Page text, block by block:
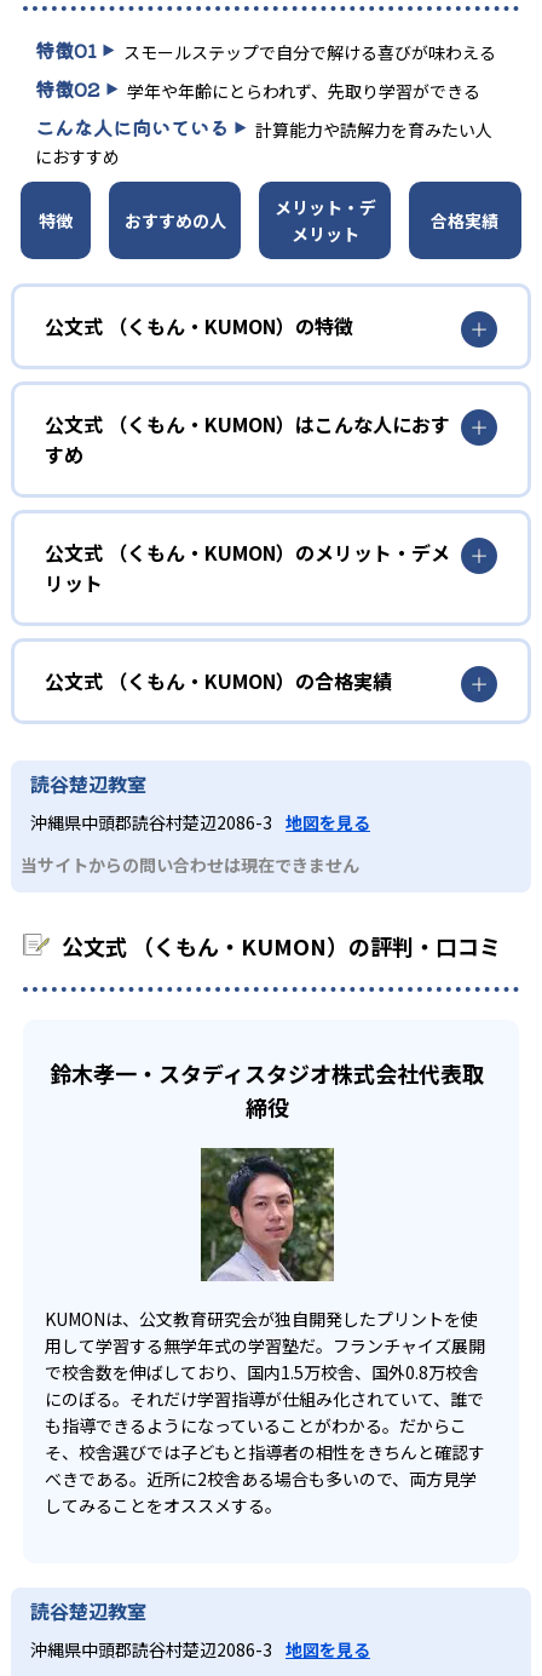
特徴01 スモールステップで自分で解ける喜びが味わえる
特徴02 学年や年齢にとらわれず、先取り学習ができる
こんな人に向いている
計算能力や読解力を育みたい人
におすすめ
特徴 おすすめの人
メリット・デ
メリット
合格実績
公文式 （くもん・KUMON）の特徴
01
無学年式の学力別学習
KUMONでは、年齢や学年にとらわれずに、一人ひとりの学
力に応じたレベルから学習を始めている。
確実に100点が取れるレベルから少しずつ難易度を上げてい
しさを経験できる。
ルステップで進んでいけるよう工夫されている。このスタ
イルは子どもの学習意欲をかき立てるため、教えてもらう
という受け身の姿勢ではなく、自ら進んで学ぶ姿勢を身に
つけられるだろう。
また、自学学習スタイルで学ぶ子どもたちは、自らの学習
課題に気がつくようになる。学年を超えた範囲も学習でき
03 フレキシブルな受講スタイル
KUMONでは、教室が開いている時間内であれば、何曜日に
い中高生にも通室しやすい。また、教室によっては自宅か
公文式 （くもん・KUMON）はこんな人におす
すめ
幼児
小学校に入る準備をしたい幼児向け
KUMONでは細かいステップに分かれた教材で、わかる楽し
さを経験しながら無理なく力を高めていける。
性格や学習への取り組み姿勢に合わせて内容も調整するた
め、小学校に入ってもつまずきにくい学力を身につけられ
るだろう。
中学に向けて苦手教科を克服したい子ども向け
KUMONでは経験豊富な先生が、子どものやる気を引き出せ
る。苦手な科目でも自分で解けた達成感を味わうことで、
少しずつ苦手意識を克服できるだろう。
中学生・高校生
部活や習い事と両立したい生徒向け
宿題の量や進め方に関しては、いつでも気軽に相談可能
公文式 （くもん・KUMON）のメリット・デメ
リット
どんなメリットがある？
KUMONでは自学自習スタイルで勉強するため、集中力や目
標に向かって頑張りやり抜く力を育むことができる。ま
た、年齢や学年にとらわれずに自分の学力に相応したレベ
ルから学習できるため、難しすぎてやる気を損ねたり、簡
単すぎて退屈することもない。
どんなデメリットがある？
KUMONでは、中高生のクラスでも数学・英語・国語の3教
科に限られるため、その他の教科に関しては他塾を検討す
公文式 （くもん・KUMON）の合格実績
KUMONは、公式サイトでは合格実績は公開していない。志
わせたい。
読谷楚辺教室
沖縄県中頭郡読谷村楚辺2086-3 地図を見る
当サイトからの問い合わせは現在できません
公文式 （くもん・KUMON）の評判・口コミ
鈴木孝一・スタディスタジオ株式会社代表取
締役
KUMONは、公文教育研究会が独自開発したプリントを使
用して学習する無学年式の学習塾だ。フランチャイズ展開
で校舎数を伸ばしており、国内1.5万校舎、国外0.8万校舎
にのぼる。それだけ学習指導が仕組み化されていて、誰で
も指導できるようになっていることがわかる。だからこ
そ、校舎選びでは子どもと指導者の相性をきちんと確認す
べきである。近所に2校舎ある場合も多いので、両方見学
してみることをオススメする。
読谷楚辺教室
沖縄県中頭郡読谷村楚辺2086-3 地図を見る